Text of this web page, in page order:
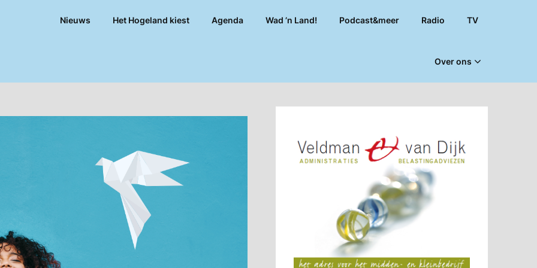
Nieuws Het Hogeland kiest Agenda Wad ’n Land! Podcast&meer Radio TV
Over ons